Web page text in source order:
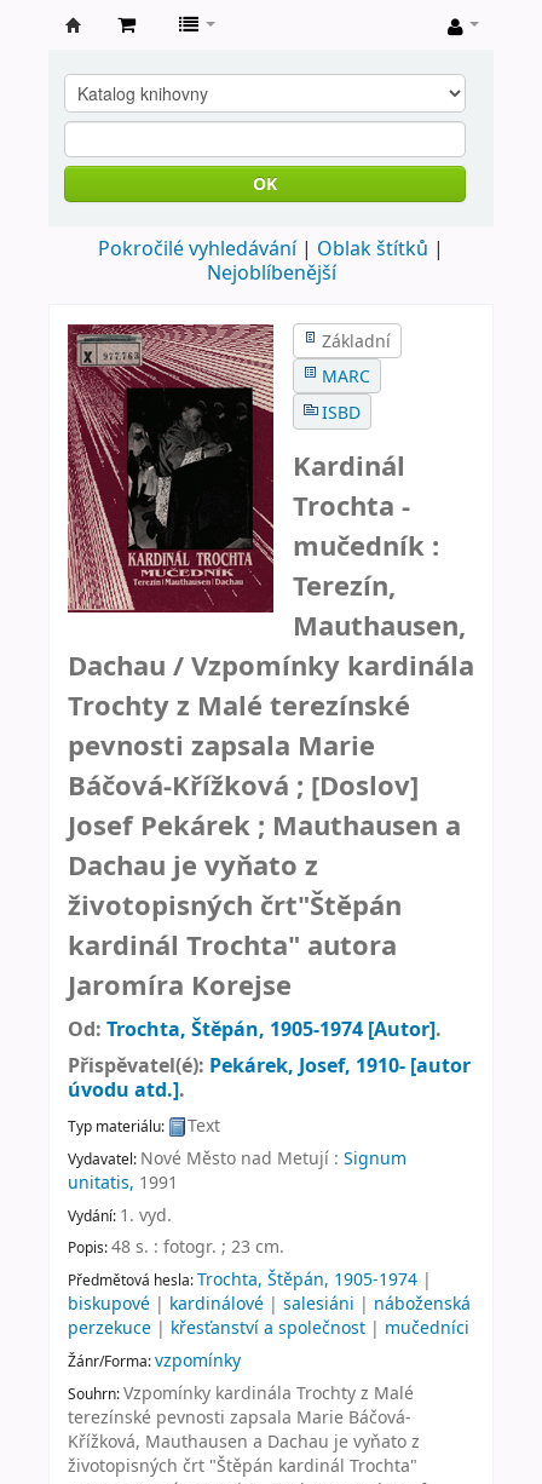
knihovna
Nové
Město
Metují
OK
Pokročilé vyhledávání
Oblak štítků
Nejoblíbenější
Základní
MARC
ISBD
Kardinál
Trochta -
mučedník :
Terezín,
Mauthausen,
Dachau /Vzpomínky kardinála
Trochty z Malé terezínské
pevnosti zapsala Marie
Báčová-Křížková ; [Doslov]
Josef Pekárek ; Mauthausen a
Dachau je vyňato z
životopisných črt"Štěpán
kardinál Trochta" autora
Jaromíra Korejse
Od: Trochta, Štěpán, 1905-1974 [Autor].
Přispěvatel(é): Pekárek, Josef, 1910- [autor
úvodu atd.].
Typ materiálu: Text
Vydavatel: Nové Město nad Metují : Signum
unitatis, 1991
Vydání: 1. vyd.
Popis:48 s. : fotogr. ; 23 cm.
Předmětová hesla:Trochta, Štěpán, 1905-1974 |
biskupové | kardinálové | salesiáni | náboženská
perzekuce | křesťanství a společnost | mučedníci
Žánr/Forma:vzpomínky
Souhrn:Vzpomínky kardinála Trochty z Malé
terezínské pevnosti zapsala Marie Báčová-
Křížková, Mauthausen a Dachau je vyňato z
životopisných črt "Štěpán kardinál Trochta"